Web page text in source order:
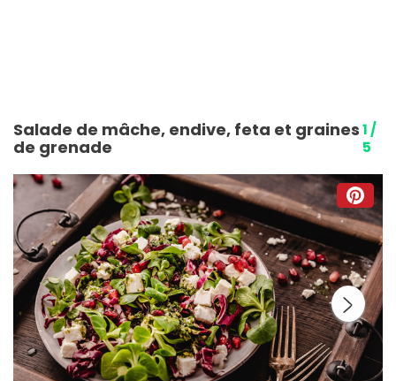
Salade de mâche, endive, feta et graines
de grenade
1 /
5